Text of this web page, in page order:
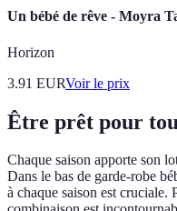
Un bébé de rêve - Moyra
Horizon
3.91 EURVoir le prix
Être prêt pour
Chaque saison apporte son
Dans le bas de garde-robe
à chaque saison est